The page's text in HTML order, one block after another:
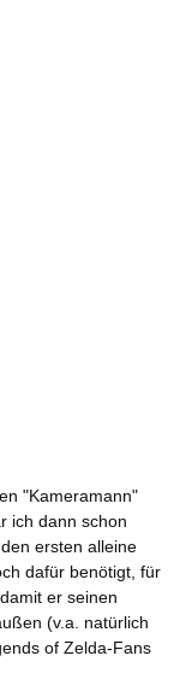
"Kameramann"
ich dann schon
ersten alleine
dafür benötigt, für
er seinen
(v.a. natürlich
of Zelda-Fans